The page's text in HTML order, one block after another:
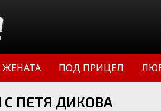
ЖЕНАТА ПОД ПРИЦЕЛ
ПЕТЯ ДИКОВА